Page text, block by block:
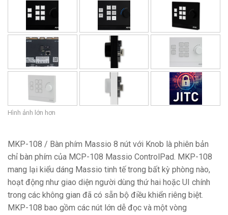
Hình ảnh lớn hơn
MKP-108 / Bàn phím Massio 8 nút với Knob là phiên bản
chỉ bàn phím của MCP-108 Massio ControlPad. MKP-108
mang lại kiểu dáng Massio tinh tế trong bất kỳ phòng nào,
hoạt động như giao diện người dùng thứ hai hoặc UI chính
trong các không gian đã có sẵn bộ điều khiển riêng biệt.
MKP-108 bao gồm các nút lớn dễ đọc và một vòng